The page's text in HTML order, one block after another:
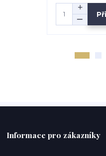
Informace pro zákazníky